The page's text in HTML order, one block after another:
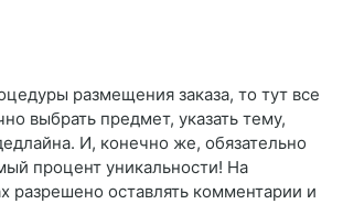
размещения заказа, то тут все
выбрать предмет, указать тему,
И, конечно же, обязательно
процент уникальности! На
разрешено оставлять комментарии и